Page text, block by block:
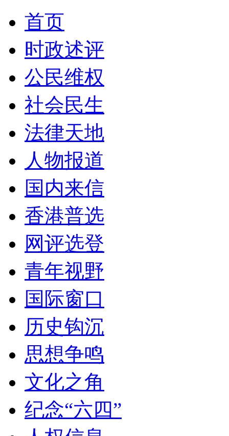
首页
时政述评
公民维权
社会民生
法律天地
人物报道
国内来信
香港普选
网评选登
青年视野
国际窗口
历史钩沉
思想争鸣
文化之角
纪念“六四”